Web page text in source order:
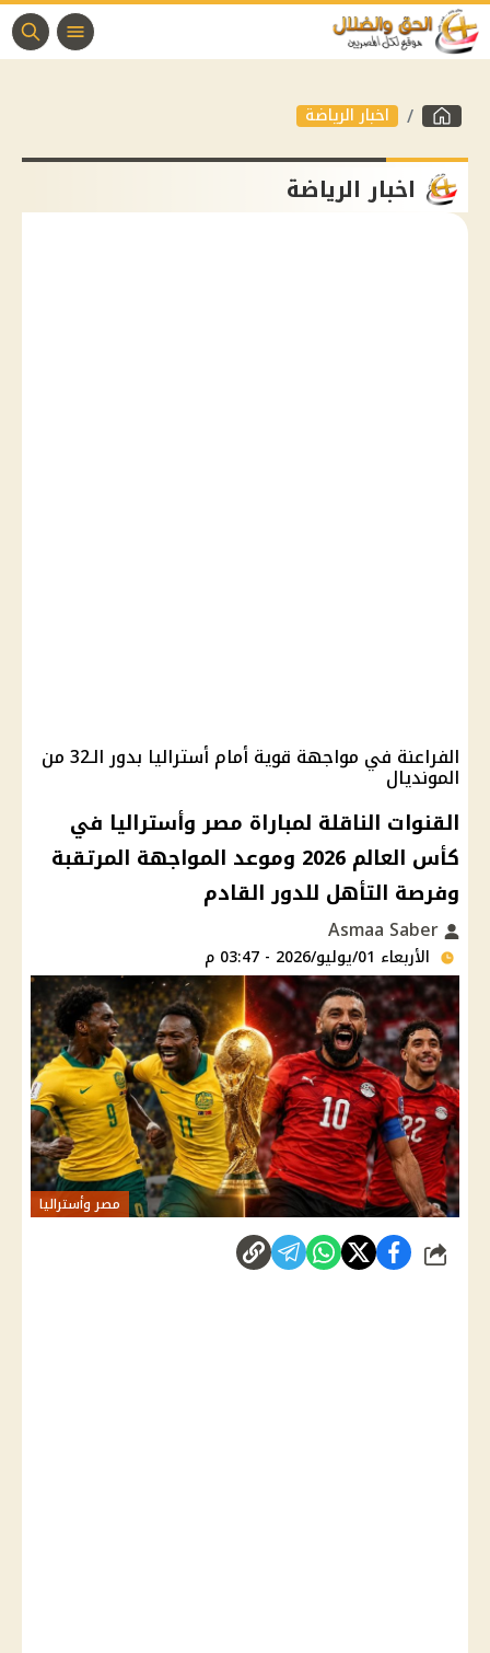
اخبار الرياضة
اخبار الرياضة
الفراعنة في مواجهة قوية أمام أستراليا بدور الـ32 من
المونديال
القنوات الناقلة لمباراة مصر وأستراليا في
كأس العالم 2026 وموعد المواجهة المرتقبة
وفرصة التأهل للدور القادم
الأربعاء 01/يوليو/2026 - 03:47 م
مصر وأستراليا
شارك